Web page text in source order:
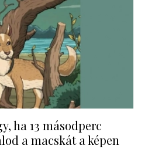
ha 13 másodperc
a macskát a képen